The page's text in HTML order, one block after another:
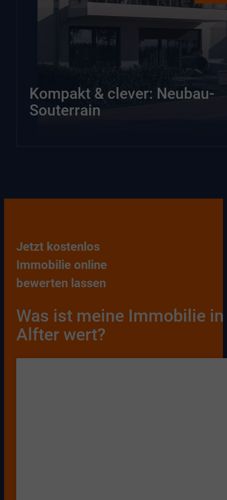
Kompakt & clever: Neubau-
Souterrain
Jetzt kostenlos
Immobilie online
bewerten lassen
Was ist meine Immobilie in
Alfter wert?